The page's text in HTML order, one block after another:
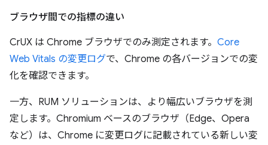
ブラウザ間での指標の違い
CrUX は Chrome ブラウザでのみ測定されます。 Core
Web Vitals の変更ログで、Chrome の各バージョンでの変
化を確認できます。
一方、RUM ソリューションは、より幅広いブラウザを測
定します。Chromium ベースのブラウザ（Edge、Opera
など）は、Chrome に変更ログに記載されている新しい変